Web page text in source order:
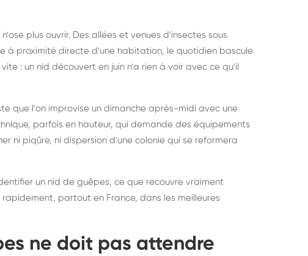
durablement rats et
souris, partout en France
partout
plus ouvrir. Des allées et venues d'insectes sous
à proximité directe d'une habitation, le quotidien bascule
: un nid découvert en juin n'a rien à voir avec ce qu'il
que l'on improvise un dimanche après-midi avec une
parfois en hauteur, qui demande des équipements
ni piqûre, ni dispersion d'une colonie qui se reformera
un nid de guêpes, ce que recouvre vraiment
partout en France, dans les meilleures
ne doit pas attendre